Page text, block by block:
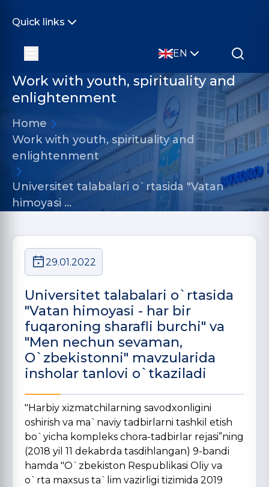
Quick links
EN
Work with youth, spirituality and
enlightenment
Home
Work with youth, spirituality and
enlightenment
Universitet talabalari o`rtasida "Vatan
himoyasi …
29.01.2022
Universitet talabalari o`rtasida
"Vatan himoyasi - har bir
fuqaroning sharafli burchi" va
"Men nechun sevaman,
O`zbekistonni" mavzularida
insholar tanlovi o`tkaziladi
"Harbiy xizmatchilarning savodxonligini
oshirish va ma`naviy tadbirlarni tashkil etish
bo`yicha kompleks chora-tadbirlar rejasi”ning
(2018 yil 11 dekabrda tasdihlangan) 9-bandi
hamda "O`zbekiston Respublikasi Oliy va
o`rta maxsus ta`lim vazirligi tizimida 2019